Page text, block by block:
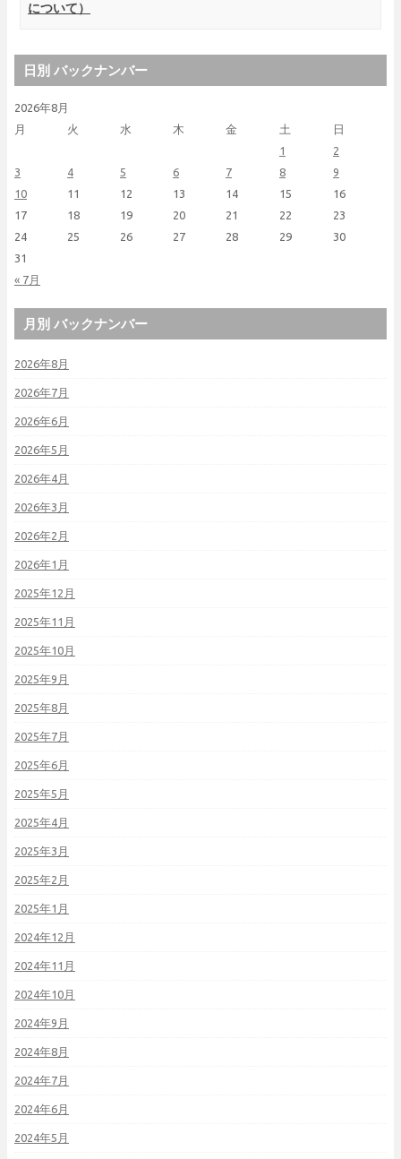
について）
日別 バックナンバー
2026年8月
月
火 水 木 金 土 日
« 7月
1
2
3
4 5 6 7 8
9
10
11 12 13 14 15
16
17
18 19 20 21 22
23
24
25 26 27 28 29
30
31
月別 バックナンバー
2026年8月
2026年7月
2026年6月
2026年5月
2026年4月
2026年3月
2026年2月
2026年1月
2025年12月
2025年11月
2025年10月
2025年9月
2025年8月
2025年7月
2025年6月
2025年5月
2025年4月
2025年3月
2025年2月
2025年1月
2024年12月
2024年11月
2024年10月
2024年9月
2024年8月
2024年7月
2024年6月
2024年5月